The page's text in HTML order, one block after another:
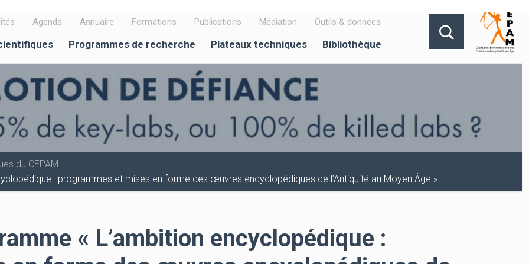
Agenda Annuaire Formations Publications Médiation Outils & données
Programmes de recherche Plateaux techniques Bibliothèque
du CEPAM
: programmes et mises en forme des œuvres encyclopédiques de l’Antiquité au Moyen Âge »
« L’ambition encyclopédique :